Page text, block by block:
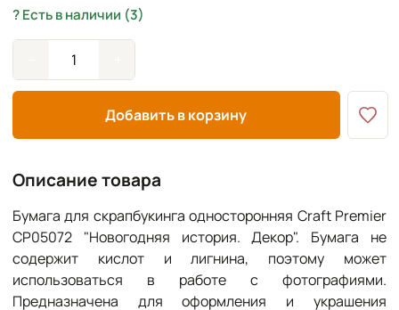
Есть в наличии (3)
Добавить в корзину
Описание товара
Бумага для скрапбукинга односторонняя Craft Premier
CP05072 "Новогодняя история. Декор". Бумага не
содержит кислот и лигнина, поэтому может
использоваться в работе с фотографиями.
Предназначена для оформления и украшения